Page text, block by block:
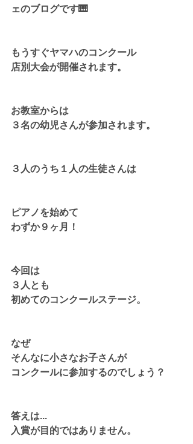
ェのブログです🎹
もうすぐヤマハのコンクール
店別大会が開催されます。
お教室からは
３名の幼児さんが参加されます。
３人のうち１人の生徒さんは
ピアノを始めて
わずか９ヶ月！
今回は
３人とも
初めてのコンクールステージ。
なぜ
そんなに小さなお子さんが
コンクールに参加するのでしょう？
答えは...
入賞が目的ではありません。